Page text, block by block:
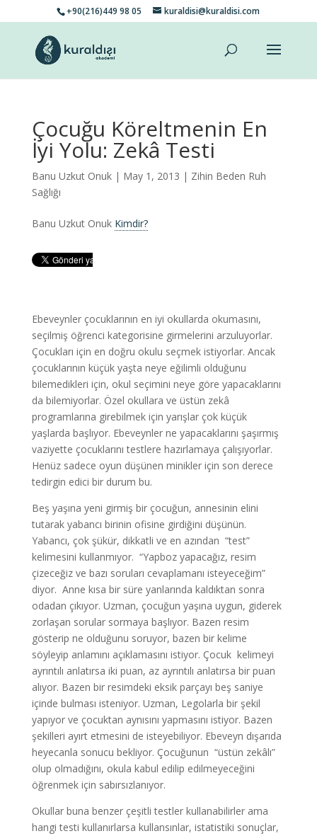
+90(216)449 98 05 kuraldisi@kuraldisi.com
Çocuğu Köreltmenin En
İyi Yolu: Zekâ Testi
Banu Uzkut Onuk| May 1, 2013 | Zihin Beden Ruh
Sağlığı
Banu Uzkut Onuk Kimdir?
Ebeveynler çocuklarının en iyi okullarda okumasını,
seçilmiş öğrenci kategorisine girmelerini arzuluyorlar.
Çocukları için en doğru okulu seçmek istiyorlar. Ancak
çocuklarının küçük yaşta neye eğilimli olduğunu
bilemedikleri için, okul seçimini neye göre yapacaklarını
da bilemiyorlar. Özel okullara ve üstün zekâ
programlarına girebilmek için yarışlar çok küçük
yaşlarda başlıyor. Ebeveynler ne yapacaklarını şaşırmış
vaziyette çocuklarını testlere hazırlamaya çalışıyorlar.
Henüz sadece oyun düşünen minikler için son derece
tedirgin edici bir durum bu.
Beş yaşına yeni girmiş bir çocuğun, annesinin elini
tutarak yabancı birinin ofisine girdiğini düşünün.
Yabancı, çok şükür, dikkatli ve en azından “test”
kelimesini kullanmıyor. “Yapboz yapacağız, resim
çizeceğiz ve bazı soruları cevaplamanı isteyeceğim”
diyor. Anne kısa bir süre yanlarında kaldıktan sonra
odadan çıkıyor. Uzman, çocuğun yaşına uygun, giderek
zorlaşan sorular sormaya başlıyor. Bazen resim
gösterip ne olduğunu soruyor, bazen bir kelime
söyleyip anlamını açıklamasını istiyor. Çocuk kelimeyi
ayrıntılı anlatırsa iki puan, az ayrıntılı anlatırsa bir puan
alıyor. Bazen bir resimdeki eksik parçayı beş saniye
içinde bulması isteniyor. Uzman, Legolarla bir şekil
yapıyor ve çocuktan aynısını yapmasını istiyor. Bazen
şekilleri ayırt etmesini de isteyebiliyor. Ebeveyn dışarıda
heyecanla sonucu bekliyor. Çocuğunun “üstün zekâlı”
olup olmadığını, okula kabul edilip edilmeyeceğini
öğrenmek için sabırsızlanıyor.
Okullar buna benzer çeşitli testler kullanabilirler ama
hangi testi kullanırlarsa kullansınlar, istatistiki sonuçlar,